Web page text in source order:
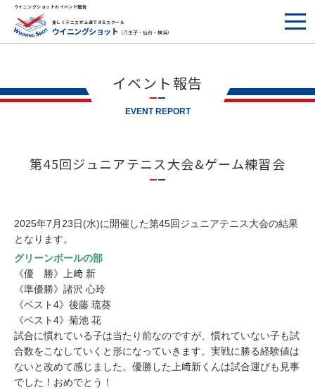
ウイニングショットのイベント報告
楽しくテニスが上達できるスクール
ウイニングショット （八王子・仙台・横浜）
イベント報告
EVENT REPORT
第45回ジュニアテニス大会&ゲーム練習会
2025年7月23日(水)に開催した第45回ジュニアテニス大会の結果
となります。
グリーンボールの部
《優 勝》上﨑 新
《準優勝》諸沢 心玲
《ベスト4》後藤 琉葵
《ベスト4》菊池 花
試合に慣れている子は当たり前なのですが、慣れていない子も試
合数をこなしていくと形になっていきます。実戦に勝る経験値は
ないと改めて感じました。優勝した上﨑新くんは試合運びも見事
でした！おめでとう！